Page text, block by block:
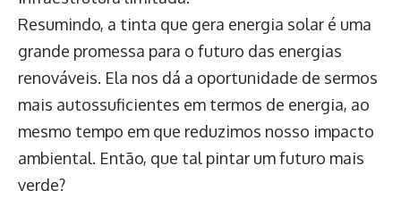
Resumindo, a tinta que gera energia solar é uma
grande promessa para o futuro das energias
renováveis. Ela nos dá a oportunidade de sermos
mais autossuficientes em termos de energia, ao
mesmo tempo em que reduzimos nosso impacto
ambiental. Então, que tal pintar um futuro mais
verde?